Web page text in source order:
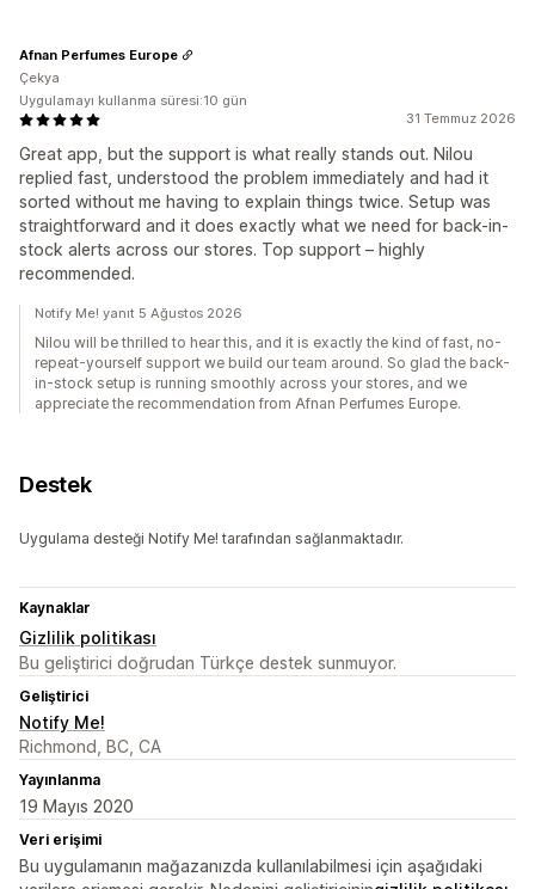
31 Temmuz 2026
Great app, but the support is what really stands out. Nilou
replied fast, understood the problem immediately and had it
sorted without me having to explain things twice. Setup was
straightforward and it does exactly what we need for back-in-
stock alerts across our stores. Top support – highly
recommended.
Afnan Perfumes Europe
Çekya
Uygulamayı kullanma süresi:10 gün
Notify Me! yanıt 5 Ağustos 2026
Nilou will be thrilled to hear this, and it is exactly the kind of fast, no-
repeat-yourself support we build our team around. So glad the back-
in-stock setup is running smoothly across your stores, and we
appreciate the recommendation from Afnan Perfumes Europe.
Destek
Uygulama desteği Notify Me! tarafından sağlanmaktadır.
Kaynaklar
Gizlilik politikası
Bu geliştirici doğrudan Türkçe destek sunmuyor.
Geliştirici
Notify Me!
Richmond, BC, CA
Yayınlanma
19 Mayıs 2020
Veri erişimi
Bu uygulamanın mağazanızda kullanılabilmesi için aşağıdaki